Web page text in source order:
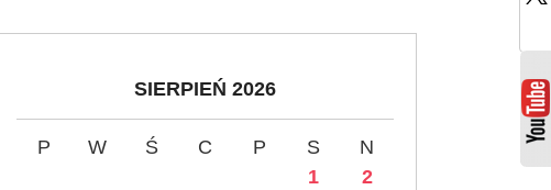
SIERPIEŃ 2026
P W Ś C P S
N
1
2